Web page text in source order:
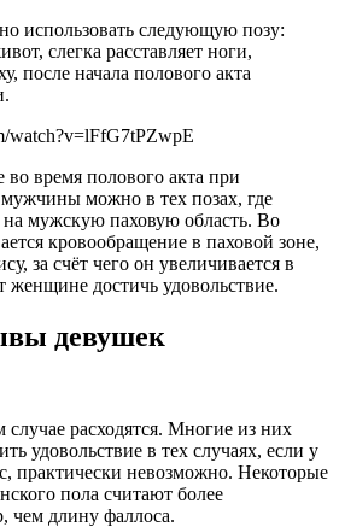
использовать следующую позу:
слегка расставляет ноги,
после начала полового акта
watch?v=lFfG7tPZwpE
во время полового акта при
можно в тех позах, где
на мужскую паховую область. Во
кровообращение в паховой зоне,
за счёт чего он увеличивается в
женщине достичь удовольствие.
девушек
расходятся. Многие из них
удовольствие в тех случаях, если у
практически невозможно. Некоторые
пола считают более
чем длину фаллоса.